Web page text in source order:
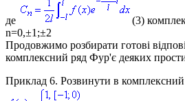
де
(3)
n=0,±1;±2
Продовжимо розбирати готові
комплексний ряд Фур'є деяких
Приклад 6. Розвинути в